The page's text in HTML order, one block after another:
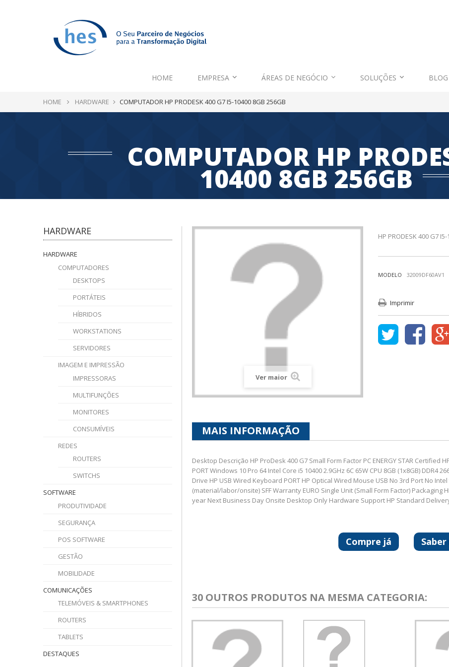
HOME EMPRESA ÁREAS DE NEGÓCIO SOLUÇÕES BLOG
HOME HARDWARE COMPUTADOR HP PRODESK 400 G7 I5-10400 8GB 256GB
COMPUTADOR HP
10400 8GB 256GB
HARDWARE
HARDWARE
COMPUTADORES
DESKTOPS
PORTÁTEIS
HÍBRIDOS
WORKSTATIONS
SERVIDORES
IMAGEM E IMPRESSÃO
IMPRESSORAS
MULTIFUNÇÕES
MONITORES
CONSUMÍVEIS
REDES
ROUTERS
SWITCHS
SOFTWARE
PRODUTIVIDADE
SEGURANÇA
POS SOFTWARE
GESTÃO
MOBILIDADE
COMUNICAÇÕES
TELEMÓVEIS & SMARTPHONES
ROUTERS
TABLETS
DESTAQUES
Ver maior
HP PRODESK 400 G7
MODELO 32009DF60AV1
Imprimir
MAIS INFORMAÇÃO
Desktop Descrição HP ProDesk 400 G7 Small Form Factor PC ENERGY STAR Certified
PORT Windows 10 Pro 64 Intel Core i5 10400 2.9GHz 6C 65W CPU 8GB (1x8GB) DDR4
Drive HP USB Wired Keyboard PORT HP Optical Wired Mouse USB No 3rd Port No
(material/labor/onsite) SFF Warranty EURO Single Unit (Small Form Factor) Packaging
year Next Business Day Onsite Desktop Only Hardware Support HP Standard
Compre já
30 OUTROS PRODUTOS NA MESMA CATEGORIA: